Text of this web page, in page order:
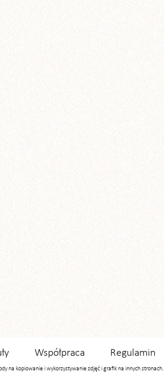
Współpraca Regulamin
na kopiowanie i wykorzystywanie zdjęć i grafik na innych stronach.